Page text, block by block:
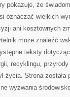
pokazuje, że
oznaczać wielkich
ani kosztownych
może znaleźć
teksty
recyklingu,
życia. Strona została
wyzwania